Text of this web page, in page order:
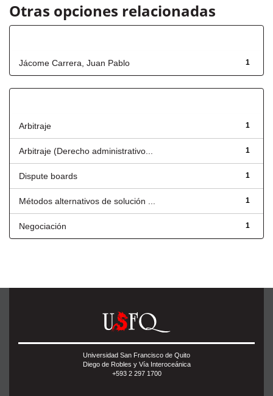
Otras opciones relacionadas
1
Jácome Carrera, Juan Pablo
1
Arbitraje
1
Arbitraje (Derecho administrativo...
1
Dispute boards
1
Métodos alternativos de solución ...
1
Negociación
Universidad San Francisco de Quito
Diego de Robles y Vía Interoceánica
+593 2 297 1700